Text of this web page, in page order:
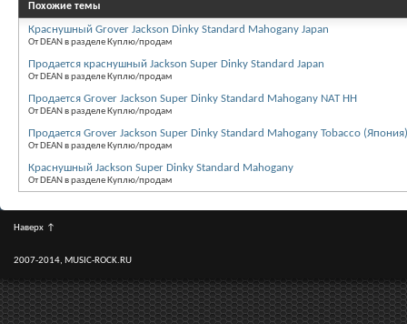
Похожие темы
Краснушный Grover Jackson Dinky Standard Mahogany Japan
От DEAN в разделе Куплю/продам
Продается краснушный Jackson Super Dinky Standard Japan
От DEAN в разделе Куплю/продам
Продается Grover Jackson Super Dinky Standard Mahogany NAT HH
От DEAN в разделе Куплю/продам
Продается Grover Jackson Super Dinky Standard Mahogany Tobacco (Япония)
От DEAN в разделе Куплю/продам
Краснушный Jackson Super Dinky Standard Mahogany
От DEAN в разделе Куплю/продам
Наверх ↑
2007-2014, MUSIC-ROCK.RU